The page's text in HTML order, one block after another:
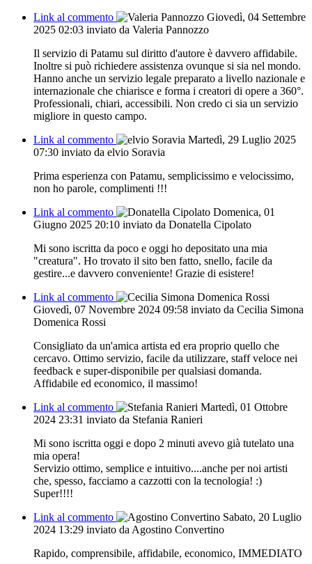
Link al commento
Giovedì, 04 Settembre
2025 02:03 inviato da Valeria Pannozzo
Il servizio di Patamu sul diritto d'autore è davvero affidabile.
Inoltre si può richiedere assistenza ovunque si sia nel mondo.
Hanno anche un servizio legale preparato a livello nazionale e
internazionale che chiarisce e forma i creatori di opere a 360°.
Professionali, chiari, accessibili. Non credo ci sia un servizio
migliore in questo campo.
Link al commento
Martedì, 29 Luglio 2025
07:30 inviato da elvio Soravia
Prima esperienza con Patamu, semplicissimo e velocissimo,
non ho parole, complimenti !!!
Link al commento
Domenica, 01
Giugno 2025 20:10 inviato da Donatella Cipolato
Mi sono iscritta da poco e oggi ho depositato una mia
"creatura". Ho trovato il sito ben fatto, snello, facile da
gestire...e davvero conveniente! Grazie di esistere!
Link al commento
Giovedì, 07 Novembre 2024 09:58 inviato da Cecilia Simona
Domenica Rossi
Consigliato da un'amica artista ed era proprio quello che
cercavo. Ottimo servizio, facile da utilizzare, staff veloce nei
feedback e super-disponibile per qualsiasi domanda.
Affidabile ed economico, il massimo!
Link al commento
Martedì, 01 Ottobre
2024 23:31 inviato da Stefania Ranieri
Mi sono iscritta oggi e dopo 2 minuti avevo già tutelato una
mia opera!
Servizio ottimo, semplice e intuitivo....anche per noi artisti
che, spesso, facciamo a cazzotti con la tecnologia! :)
Super!!!!
Link al commento
Sabato, 20 Luglio
2024 13:29 inviato da Agostino Convertino
Rapido, comprensibile, affidabile, economico, IMMEDIATO